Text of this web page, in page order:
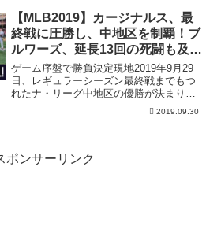
【MLB2019】カージナルス、最
終戦に圧勝し、中地区を制覇！ブ
ルワーズ、延長13回の死闘も及ば
ず
ゲーム序盤で勝負決定現地2019年9月29
日、レギュラーシーズン最終戦までもつ
れたナ・リーグ中地区の優勝が決まりま
2019.09.30
ポンサーリンク